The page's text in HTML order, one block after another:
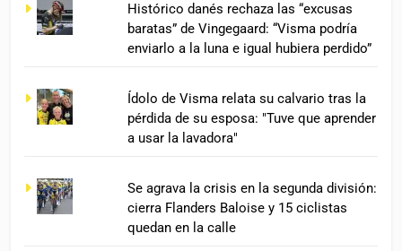
Histórico danés rechaza las “excusas
baratas” de Vingegaard: “Visma podría
enviarlo a la luna e igual hubiera perdido”
Ídolo de Visma relata su calvario tras la
pérdida de su esposa: "Tuve que aprender
a usar la lavadora"
Se agrava la crisis en la segunda división:
cierra Flanders Baloise y 15 ciclistas
quedan en la calle